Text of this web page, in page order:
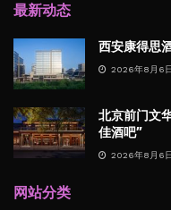
最新动态
西安康得思
2026年8月6日
北京前门文
佳酒吧”
2026年8月6日
网站分类